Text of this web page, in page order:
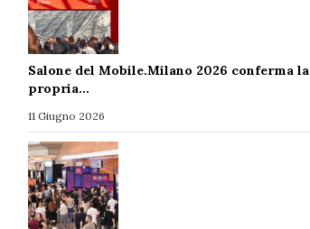
Salone del Mobile.Milano 2026 conferma la
propria…
11 Giugno 2026